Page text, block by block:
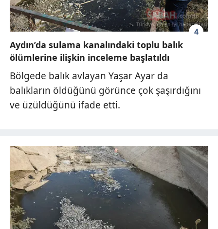
4
Aydın’da sulama kanalındaki toplu balık
ölümlerine ilişkin inceleme başlatıldı
Bölgede balık avlayan Yaşar Ayar da
balıkların öldüğünü görünce çok şaşırdığını
ve üzüldüğünü ifade etti.